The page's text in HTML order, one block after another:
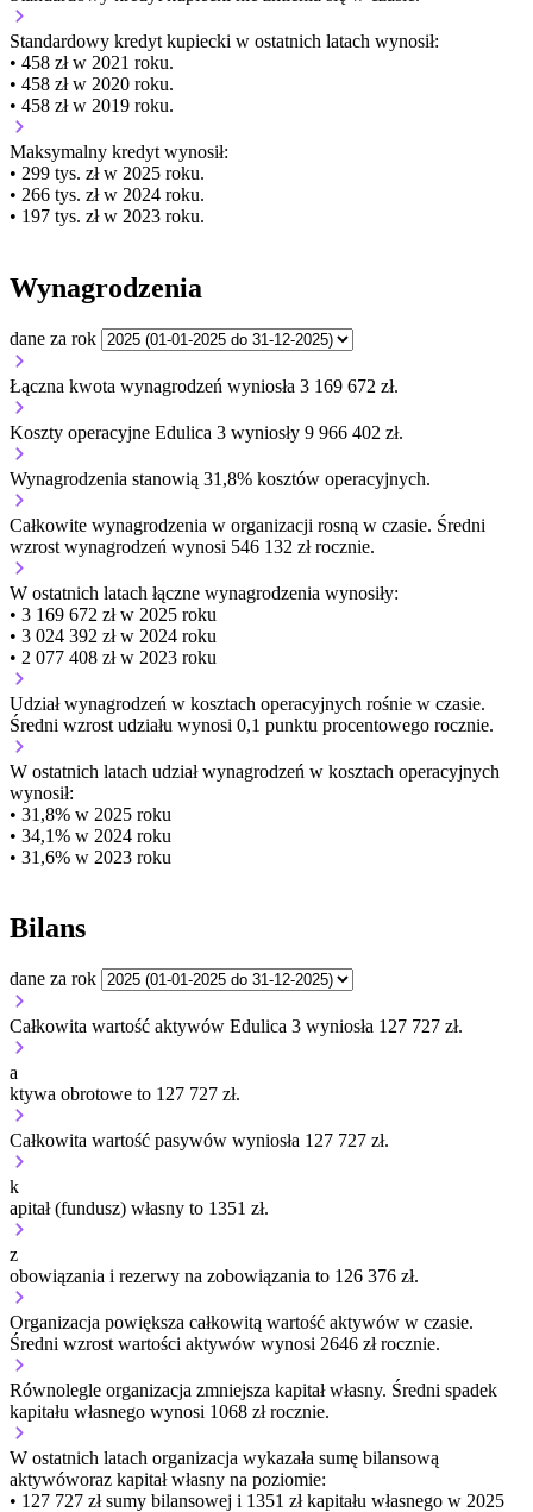
Standardowy kredyt kupiecki w ostatnich latach wynosił:
• 458 zł w 2021 roku.
• 458 zł w 2020 roku.
• 458 zł w 2019 roku.
Maksymalny kredyt wynosił:
• 299 tys. zł w 2025 roku.
• 266 tys. zł w 2024 roku.
• 197 tys. zł w 2023 roku.
Wynagrodzenia
dane za rok
Łączna kwota wynagrodzeń wyniosła 3 169 672 zł.
Koszty operacyjne Edulica 3 wyniosły 9 966 402 zł.
Wynagrodzenia stanowią 31,8% kosztów operacyjnych.
Całkowite wynagrodzenia w organizacji rosną w czasie. Średni
wzrost wynagrodzeń wynosi 546 132 zł rocznie.
W ostatnich latach łączne wynagrodzenia wynosiły:
• 3 169 672 zł w 2025 roku
• 3 024 392 zł w 2024 roku
• 2 077 408 zł w 2023 roku
Udział wynagrodzeń w kosztach operacyjnych rośnie w czasie.
Średni wzrost udziału wynosi 0,1 punktu procentowego rocznie.
W ostatnich latach udział wynagrodzeń w kosztach operacyjnych
wynosił:
• 31,8% w 2025 roku
• 34,1% w 2024 roku
• 31,6% w 2023 roku
Bilans
dane za rok
Całkowita wartość aktywów Edulica 3 wyniosła 127 727 zł.
a
ktywa obrotowe to 127 727 zł.
Całkowita wartość pasywów wyniosła 127 727 zł.
k
apitał (fundusz) własny to 1351 zł.
z
obowiązania i rezerwy na zobowiązania to 126 376 zł.
Organizacja powiększa całkowitą wartość aktywów w czasie.
Średni wzrost wartości aktywów wynosi 2646 zł rocznie.
Równolegle organizacja zmniejsza kapitał własny. Średni spadek
kapitału własnego wynosi 1068 zł rocznie.
W ostatnich latach organizacja wykazała sumę bilansową
aktywóworaz kapitał własny na poziomie:
• 127 727 złsumy bilansowej i 1351 zł kapitału własnego w 2025